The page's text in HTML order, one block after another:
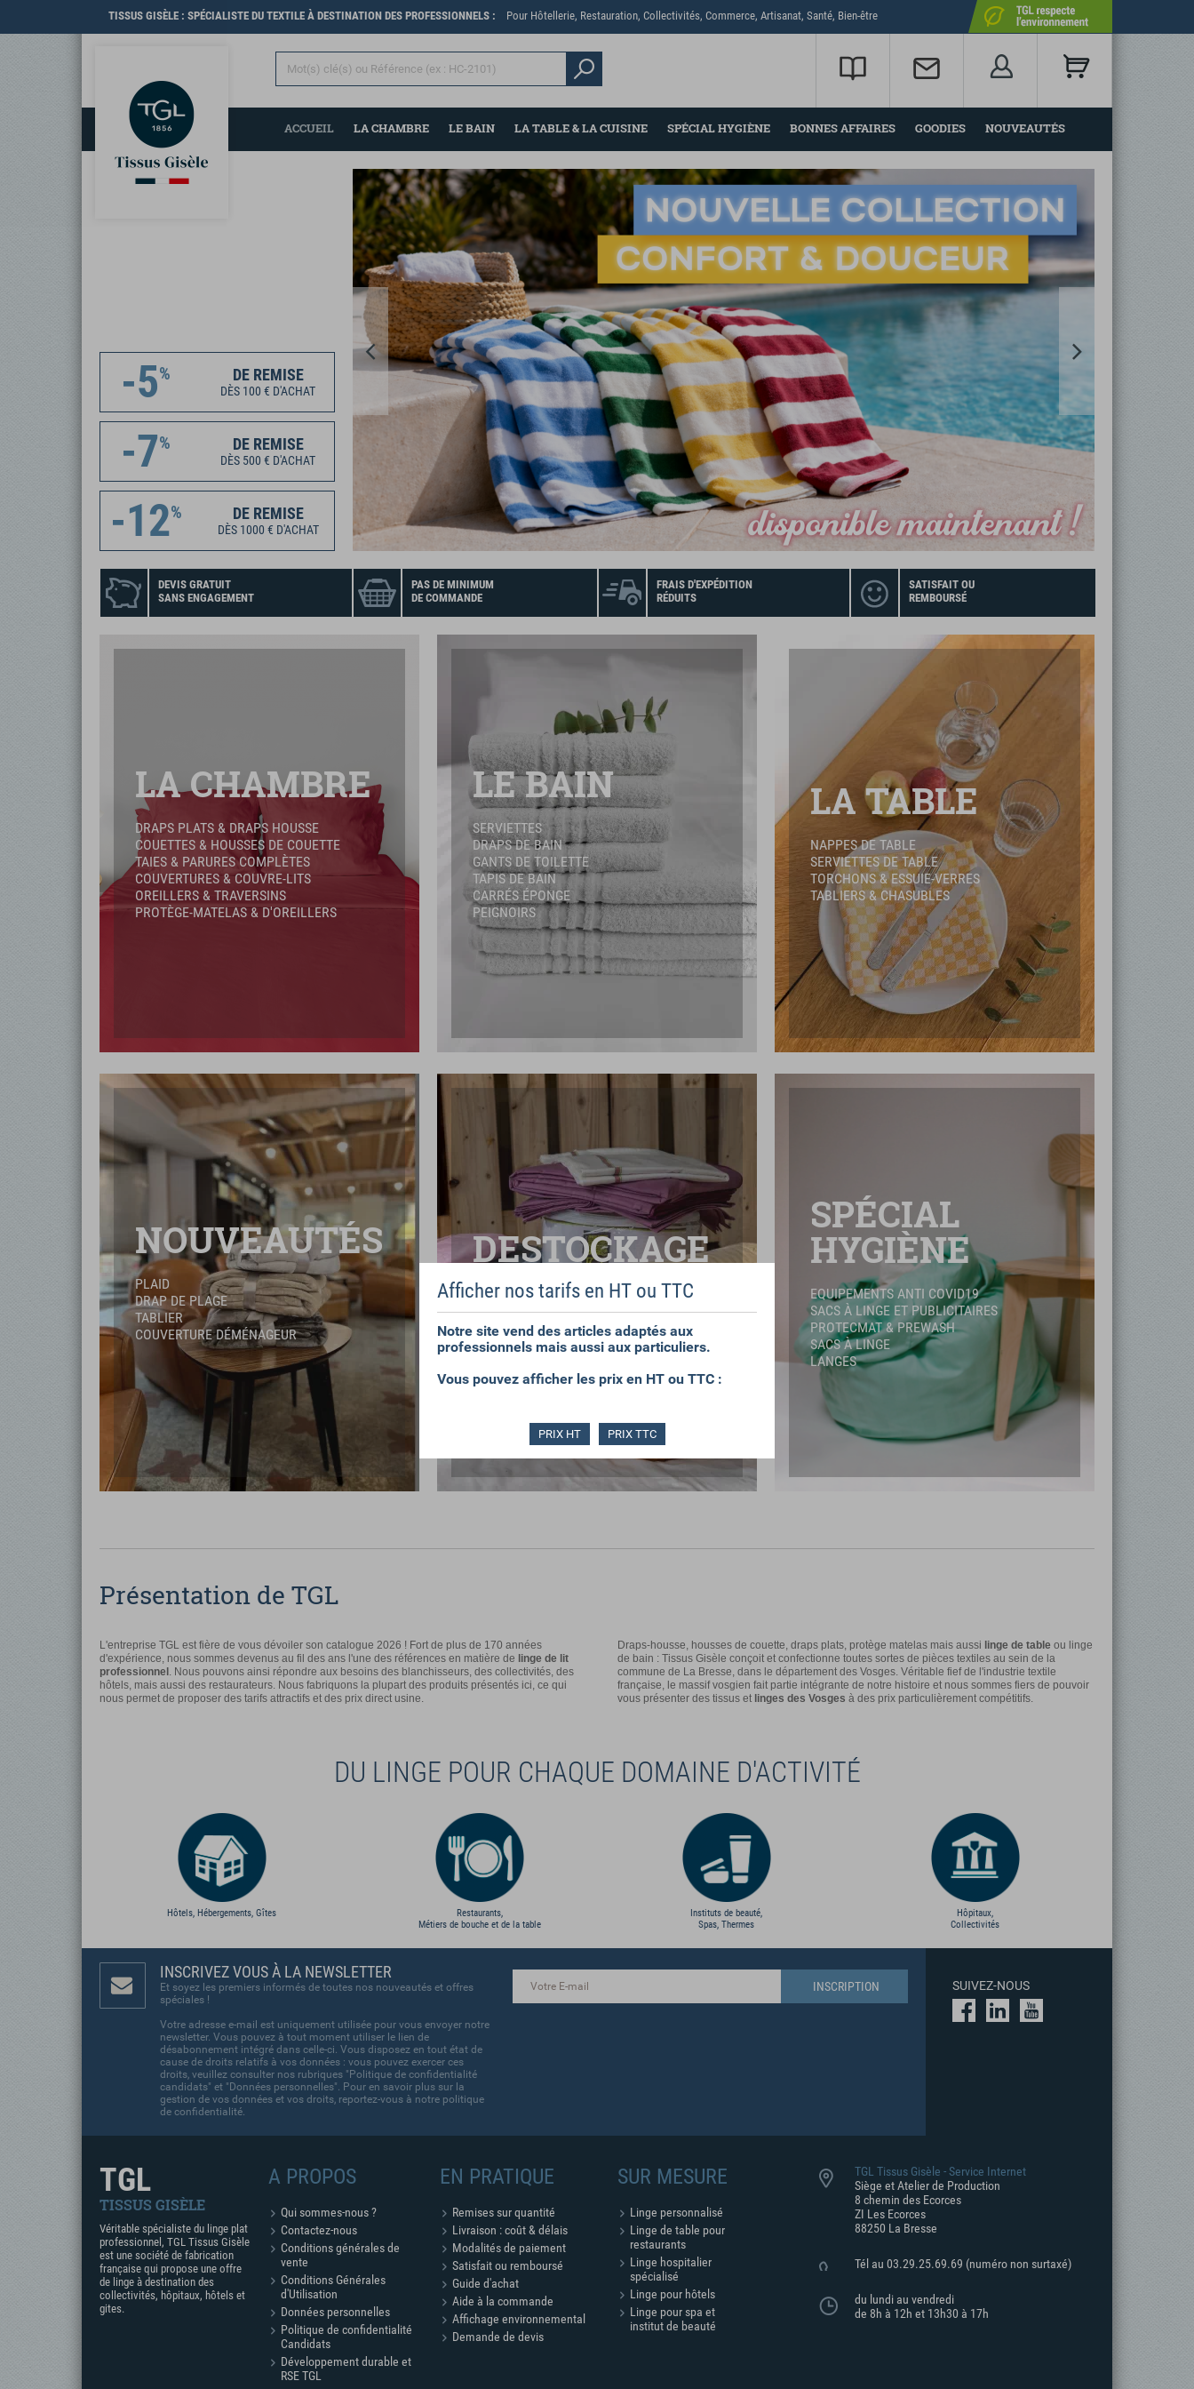
ACCUEIL LA CHAMBRE LE BAIN LA TABLE & LA CUISINE SPÉCIAL HYGIÈNE BONNES AFFAIRES GOODIES NOUVEAUTÉS
Next
-5% DE REMISE
DÈS 100 € D'ACHAT
-7% DE REMISE
DÈS 500 € D'ACHAT
-12% DE REMISE
DÈS 1000 € D'ACHAT
DEVIS GRATUIT
SANS ENGAGEMENT
PAS DE MINIMUM
DE COMMANDE
FRAIS D'EXPÉDITION
RÉDUITS
SATISFAIT OU
REMBOURSÉ
LA CHAMBRE
DRAPS PLATS & DRAPS HOUSSE
COUETTES & HOUSSES DE COUETTE
TAIES & PARURES COMPLÈTES
COUVERTURES & COUVRE-LITS
OREILLERS & TRAVERSINS
PROTÈGE-MATELAS & D'OREILLERS
LE BAIN
SERVIETTES
DRAPS DE BAIN
GANTS DE TOILETTE
TAPIS DE BAIN
CARRÉS ÉPONGE
PEIGNOIRS
LA TABLE
NAPPES DE TABLE
SERVIETTES DE TABLE
TORCHONS & ESSUIE-VERRES
TABLIERS & CHASUBLES
NOUVEAUTÉS
PLAID
DRAP DE PLAGE
TABLIER
COUVERTURE DÉMÉNAGEUR
DESTOCKAGE
BONNES AFFAIRES
SECOND CHOIX
FINS DE SÉRIES
SPÉCIAL
HYGIÈNE
EQUIPEMENTS ANTI COVID19
SACS À LINGE ET PUBLICITAIRES
PROTECMAT & PREWASH
SACS À LINGE
LANGES
Présentation de TGL
L'entreprise TGL est fière de vous dévoiler son catalogue 2026 ! Fort de plus de 170 années
d'expérience, nous sommes devenus au fil des ans l'une des références en matière de linge de lit
professionnel . Nous pouvons ainsi répondre aux besoins des blanchisseurs, des collectivités, des
hôtels, mais aussi des restaurateurs. Nous fabriquons la plupart des produits présentés ici, ce qui
nous permet de proposer des tarifs attractifs et des prix direct usine.
Draps-housse, housses de couette, draps plats, protège matelas mais aussi linge de table ou linge
de bain : Tissus Gisèle conçoit et confectionne toutes sortes de pièces textiles au sein de la
commune de La Bresse, dans le département des Vosges. Véritable fief de l'industrie textile
française, le massif vosgien fait partie intégrante de notre histoire et nous sommes fiers de pouvoir
vous présenter des tissus et linges des Vosges à des prix particulièrement compétitifs.
DU LINGE POUR CHAQUE DOMAINE D'ACTIVITÉ
Hôtels, Hébergements, Gîtes
Restaurants,
Métiers de bouche et de la table
Instituts de beauté,
Spas, Thermes
Hôpitaux,
Collectivités
INSCRIVEZ VOUS À LA NEWSLETTER
Et soyez les premiers informés de toutes nos nouveautés et offres
spéciales !
Votre adresse e-mail est uniquement utilisée pour vous envoyer notre
newsletter. Vous pouvez à tout moment utiliser le lien de
désabonnement intégré dans celle-ci. Vous disposez en tout état de
cause de droits relatifs à vos données : vous pouvez exercer ces
droits, veuillez consulter nos rubriques "Politique de confidentialité
candidats" et "Données personnelles". Pour en savoir plus sur la
gestion de vos données et vos droits, reportez-vous à notre politique
de confidentialité.
SUIVEZ-NOUS
TGL
TISSUS GISÈLE
Véritable spécialiste du linge plat
professionnel, TGL Tissus Gisèle
est une société de fabrication
française qui propose une offre
de linge à destination des
collectivités, hôpitaux, hôtels et
gites.
A PROPOS
Qui sommes-nous ?
Contactez-nous
Conditions générales de
vente
Conditions Générales
d'Utilisation
Données personnelles
Politique de confidentialité
Candidats
Développement durable et
RSE TGL
EN PRATIQUE
Remises sur quantité
Livraison : coût & délais
Modalités de paiement
Satisfait ou remboursé
Guide d'achat
Aide à la commande
Affichage environnemental
Demande de devis
SUR MESURE
Linge personnalisé
Linge de table pour
restaurants
Linge hospitalier
spécialisé
Linge pour hôtels
Linge pour spa et
institut de beauté
TGL Tissus Gisèle - Service Internet
Siège et Atelier de Production
8 chemin des Ecorces
ZI Les Ecorces
88250 La Bresse
Tél au 03.29.25.69.69 (numéro non surtaxé)
du lundi au vendredi
de 8h à 12h et 13h30 à 17h
TISSUS GISÈLE : SPÉCIALISTE DU TEXTILE À DESTINATION DES PROFESSIONNELS : Pour Hôtellerie, Restauration, Collectivités, Commerce, Artisanat, Santé, Bien-être
Afficher nos tarifs en HT ou TTC
Notre site vend des articles adaptés aux
professionnels mais aussi aux particuliers.
Vous pouvez afficher les prix en HT ou TTC :
PRIX HT PRIX TTC